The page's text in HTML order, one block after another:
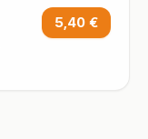
5,40 €